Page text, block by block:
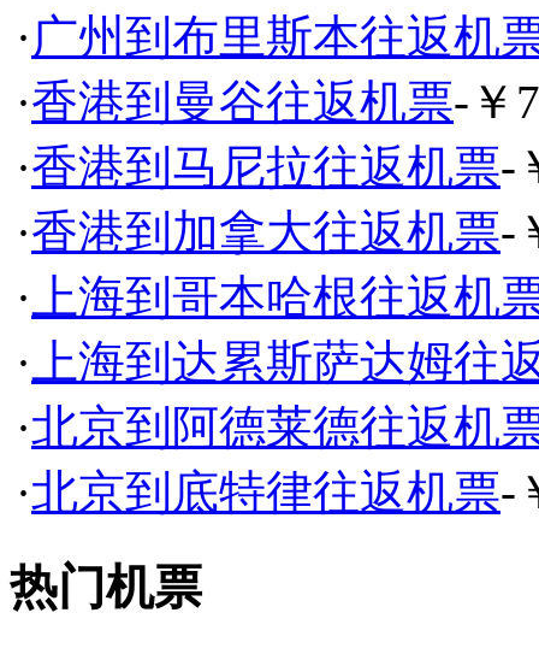
·广州到布里斯本往返机
·香港到曼谷往返机票-￥
·香港到马尼拉往返机票-
·香港到加拿大往返机票-
· 上海到哥本哈根往返机
· 上海到达累斯萨达姆往
·北京到阿德莱德往返机
·北京到底特律往返机票-
热门机票